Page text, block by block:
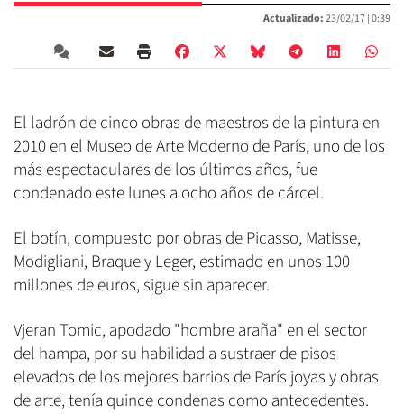
Actualizado:23/02/17 |0:39
El ladrón de cinco obras de maestros de la pintura en
2010 en el Museo de Arte Moderno de París, uno de los
más espectaculares de los últimos años, fue
condenado este lunes a ocho años de cárcel.
El botín, compuesto por obras de Picasso, Matisse,
Modigliani, Braque y Leger, estimado en unos 100
millones de euros, sigue sin aparecer.
Vjeran Tomic, apodado "hombre araña" en el sector
del hampa, por su habilidad a sustraer de pisos
elevados de los mejores barrios de París joyas y obras
de arte, tenía quince condenas como antecedentes.